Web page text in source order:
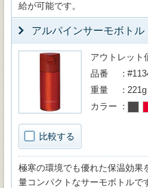
給が可能です。
アルパインサーモボトル
比較する
アウトレット
品番
重量
221g
カラー
極寒の環境でも優れた保温効果
量コンパクトなサーモボトルで